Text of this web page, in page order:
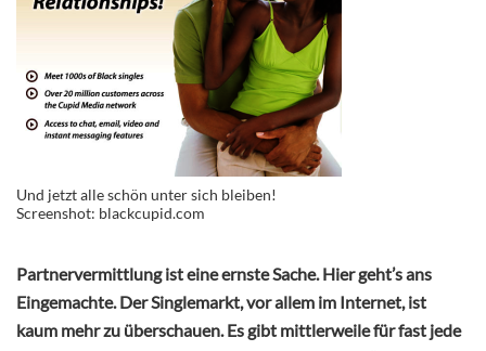
Und jetzt alle schön unter sich bleiben!
Screenshot: blackcupid.com
Partnervermittlung ist eine ernste Sache. Hier geht’s ans
Eingemachte. Der Singlemarkt, vor allem im Internet, ist
kaum mehr zu überschauen. Es gibt mittlerweile für fast jede